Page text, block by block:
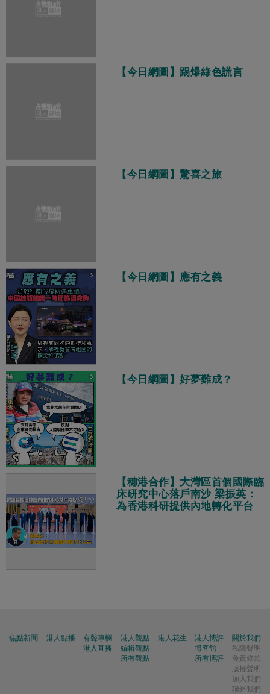
【今日網圖】踢爆綠色謊言
【今日網圖】驚喜之旅
【今日網圖】應有之義
【今日網圖】好夢難成？
【穗港合作】大灣區首個國際臨
床研究中心落戶南沙 梁振英：
為香港科研提供內地轉化平台
焦點新聞 港人點播
有聲專欄
港人直播
港人觀點
編輯觀點
所有觀點
港人花生
港人博評
博客館
所有博評
關於我們
私隱聲明
免責條款
版權聲明
加入我們
聯絡我們